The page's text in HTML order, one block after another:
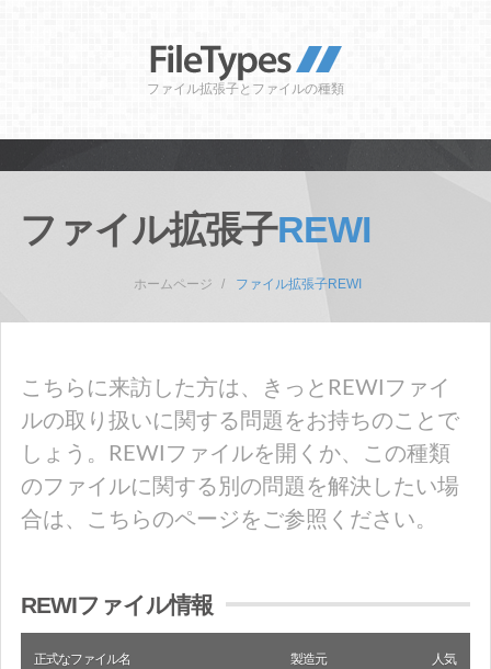
ファイル拡張子とファイルの種類
ファイル拡張子REWI
ホームページ ファイル拡張子REWI
こちらに来訪した方は、きっとREWIファイ
ルの取り扱いに関する問題をお持ちのことで
しょう。REWIファイルを開くか、この種類
のファイルに関する別の問題を解決したい場
合は、こちらのページをご参照ください。
REWIファイル情報
正式なファイル名 製造元
人気